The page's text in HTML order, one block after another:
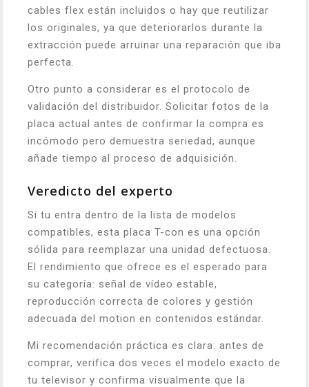
cables flex están incluidos o hay que reutilizar
los originales, ya que deteriorarlos durante la
extracción puede arruinar una reparación que iba
perfecta.
Otro punto a considerar es el protocolo de
validación del distribuidor. Solicitar fotos de la
placa actual antes de confirmar la compra es
incómodo pero demuestra seriedad, aunque
añade tiempo al proceso de adquisición.
Veredicto del experto
Si tu entra dentro de la lista de modelos
compatibles, esta placa T-con es una opción
sólida para reemplazar una unidad defectuosa.
El rendimiento que ofrece es el esperado para
su categoría: señal de vídeo estable,
reproducción correcta de colores y gestión
adecuada del motion en contenidos estándar.
Mi recomendación práctica es clara: antes de
comprar, verifica dos veces el modelo exacto de
tu televisor y confirma visualmente que la